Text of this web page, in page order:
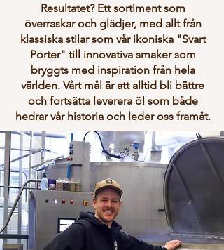
Resultatet? Ett sortiment som
överraskar och glädjer, med allt från
klassiska stilar som vår ikoniska "Svart
Porter" till innovativa smaker som
bryggts med inspiration från hela
världen. Vårt mål är att alltid bli bättre
och fortsätta leverera öl som både
hedrar vår historia och leder oss framåt.